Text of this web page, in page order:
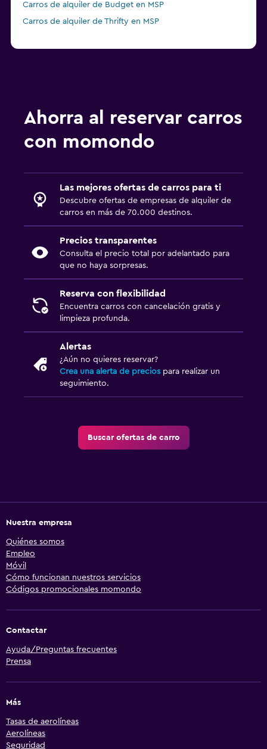
Carros de alquiler de Budget en MSP
Carros de alquiler de Thrifty en MSP
Ahorra al reservar carros
con momondo
Las mejores ofertas de carros para ti
Descubre ofertas de empresas de alquiler de
carros en más de 70.000 destinos.
Precios transparentes
Consulta el precio total por adelantado para
que no haya sorpresas.
Reserva con flexibilidad
Encuentra carros con cancelación gratis y
limpieza profunda.
Alertas
¿Aún no quieres reservar?
Crea una alerta de precios para realizar un
seguimiento.
Buscar ofertas de carro
Nuestra empresa
Quiénes somos
Empleo
Móvil
Cómo funcionan nuestros servicios
Códigos promocionales momondo
Contactar
Ayuda/Preguntas frecuentes
Prensa
Más
Tasas de aerolíneas
Aerolíneas
Seguridad